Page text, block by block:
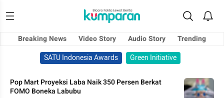
Breaking News Video Story Audio Story
Trending
SATU Indonesia Awards
Green Initiative
Pop Mart Proyeksi Laba Naik 350 Persen Berkat
FOMO Boneka Labubu